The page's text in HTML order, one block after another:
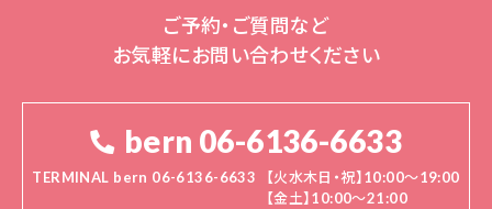
ご予約・ご質問など
お気軽にお問い合わせください
bern 06-6136-6633
TERMINAL bern 06-6136-6633
【火水木日・祝】10:00～19:00
【金土】10:00〜21:00